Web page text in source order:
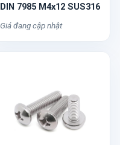
DIN 7985 M4x12 SUS316
Giá đang cập nhật